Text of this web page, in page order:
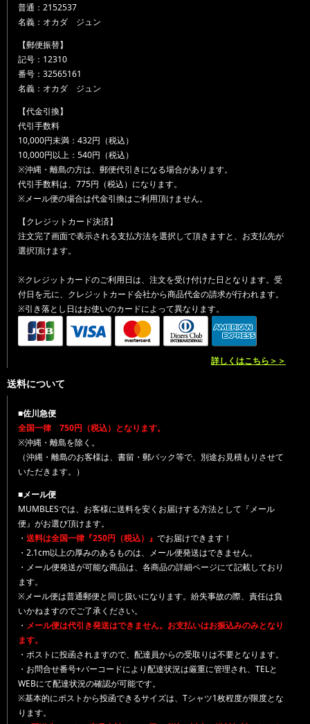
普通：2152537
名義：オカダ ジュン
【郵便振替】
記号：12310
番号：32565161
名義：オカダ ジュン
【代金引換】
代引手数料
10,000円未満：432円（税込）
10,000円以上：540円（税込）
※沖縄・離島の方は、郵便代引きになる場合があります。
代引手数料は、775円（税込）になります。
※メール便の場合は代金引換はご利用頂けません。
【クレジットカード決済】
注文完了画面で表示される支払方法を選択して頂きますと、お支払先が
選択頂けます。
※クレジットカードのご利用日は、注文を受け付けた日となります。受
付日を元に、クレジットカード会社から商品代金の請求が行われます。
※引き落とし日はお使いのカードによって異なります。
詳しくはこちら＞＞
送料について
■佐川急便
全国一律 750円（税込）となります。
※沖縄・離島を除く。
（沖縄・離島のお客様は、書留・郵パック等で、別途お見積もりさせて
いただきます。）
■メール便
MUMBLESでは、お客様に送料を安くお届けする方法として『メール
便』がお選び頂けます。
・ 送料は全国一律『250円（税込）』 でお届けできます！
・2.1cm以上の厚みのあるものは、メール便発送はできません。
・メール便発送が可能な商品は、各商品の詳細ページにて記載しており
ます。
※メール便は普通郵便と同じ扱いになります。紛失事故の際、責任は負
いかねますのでご了承ください。
・ メール便は代引き発送はできません。お支払いはお振込みのみとなり
ます。
・ポストに投函されますので、配達員からの受取りは不要となります。
・お問合せ番号+バーコードにより配達状況は厳重に管理され、TELと
WEBにて配達状況の確認が可能です。
※基本的にポストから投函できるサイズは、Tシャツ1枚程度が限度とな
ります。